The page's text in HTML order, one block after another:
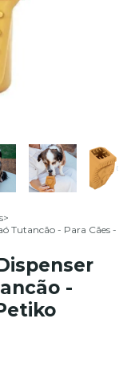
>
Tutancão - Para Cães -
-